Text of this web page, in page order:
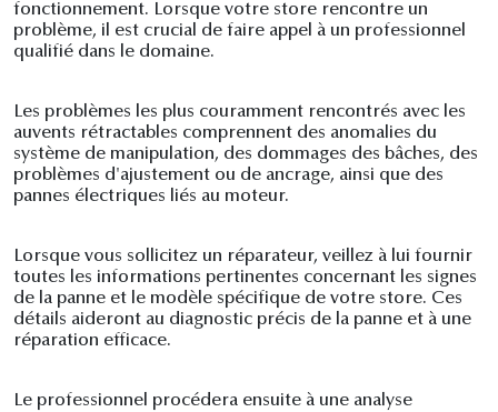
fonctionnement. Lorsque votre store rencontre un
problème, il est crucial de faire appel à un professionnel
qualifié dans le domaine.
Les problèmes les plus couramment rencontrés avec les
auvents rétractables comprennent des anomalies du
système de manipulation, des dommages des bâches, des
problèmes d'ajustement ou de ancrage, ainsi que des
pannes électriques liés au moteur.
Lorsque vous sollicitez un réparateur, veillez à lui fournir
toutes les informations pertinentes concernant les signes
de la panne et le modèle spécifique de votre store. Ces
détails aideront au diagnostic précis de la panne et à une
réparation efficace.
Le professionnel procédera ensuite à une analyse